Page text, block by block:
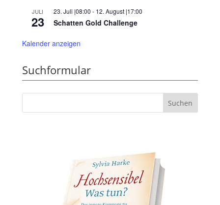
JULI
23
23. Juli |08:00 - 12. August |17:00
Schatten Gold Challenge
Kalender anzeigen
Suchformular